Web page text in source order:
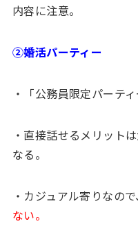
内容に注意。
②婚活パーティー
・「公務員限定パーテ
・直接話せるメリット
なる。
・カジュアル寄りなので
ない。